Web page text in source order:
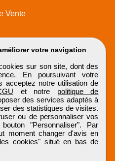
votre navigation
sur son site, dont des
En poursuivant votre
acceptez notre utilisation de
et notre politique de
des services adaptés à
des statistiques de visites.
ou de personnaliser vos
"Personnaliser". Par
moment changer d'avis en
cookies" situé en bas de
Vente